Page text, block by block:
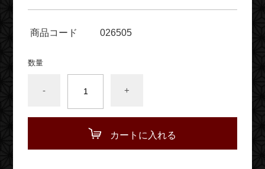
商品コード 026505
数量
- +
カートに入れる